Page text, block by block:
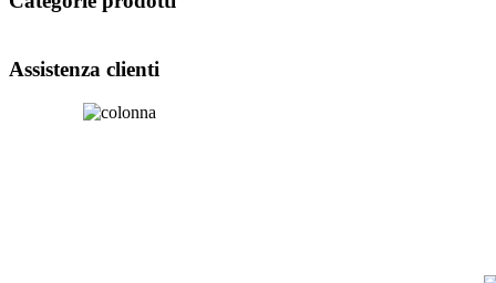
Assistenza clienti